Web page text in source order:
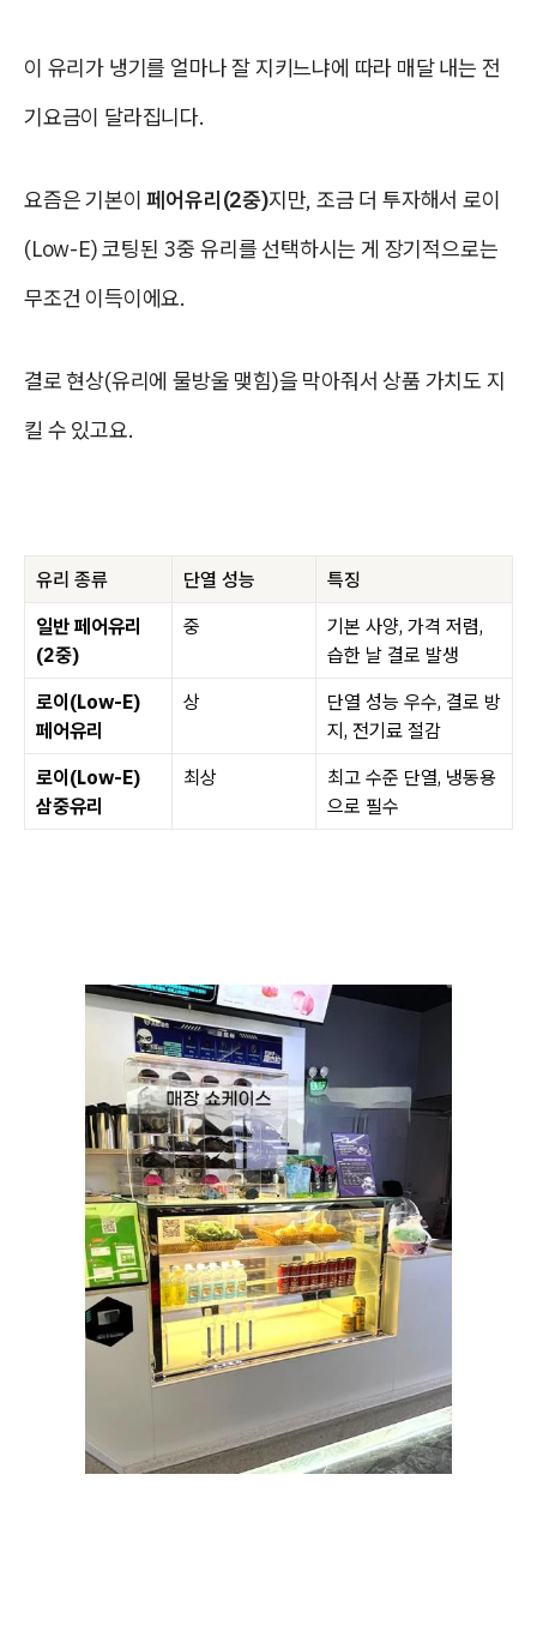
이 유리가 냉기를 얼마나 잘 지키느냐에 따라 매달 내는 전
기요금이 달라집니다.
요즘은 기본이페어유리(2중)지만, 조금 더 투자해서로이
(Low-E) 코팅된 3중 유리를 선택하시는 게 장기적으로는
무조건 이득이에요.
결로 현상(유리에 물방울 맺힘)을 막아줘서 상품 가치도 지
킬 수 있고요.
유리 종류 단열 성능
특징
일반 페어유리
(2중)
중
기본 사양, 가격 저렴,
습한 날 결로 발생
로이(Low-E)
페어유리
상
단열 성능 우수, 결로 방
지, 전기료 절감
로이(Low-E)
삼중유리
최상 최고 수준 단열, 냉동용
으로 필수